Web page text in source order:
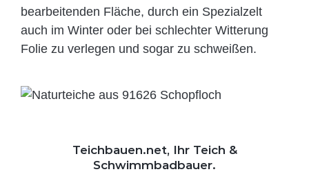
bearbeitenden Fläche, durch ein Spezi­alzelt
auch im Winter oder bei schlechter Witterung
Folie zu verlegen und sogar zu schweißen.
Teichbauen.net, Ihr Teich &
Schwimmbadbauer.